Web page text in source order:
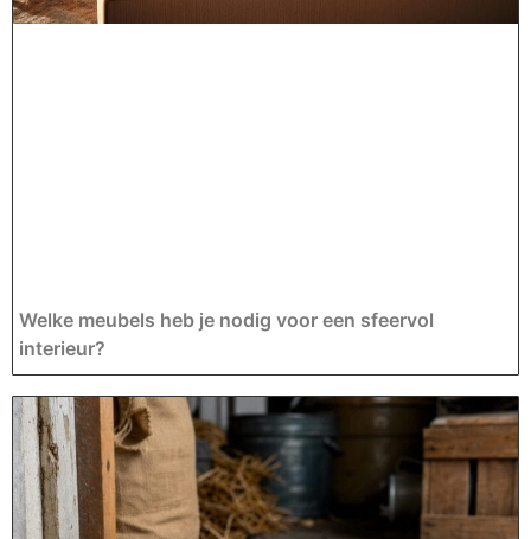
Welke meubels heb je nodig voor een sfeervol
interieur?